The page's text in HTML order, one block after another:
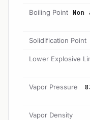
Boiling Point
Solidification Point
Lower Explosive
Vapor Pressure
Vapor Density